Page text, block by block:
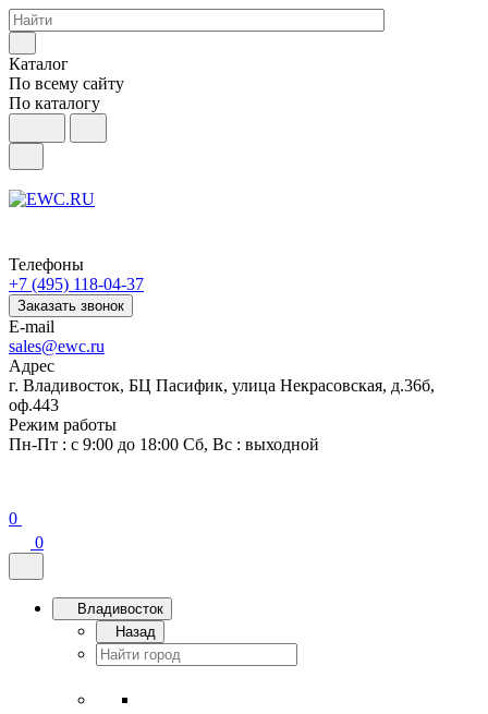
Каталог
По всему сайту
По каталогу
Телефоны
+7 (495) 118-04-37
Заказать звонок
E-mail
sales@ewc.ru
Адрес
г. Владивосток, БЦ Пасифик, улица Некрасовская, д.36б,
оф.443
Режим работы
Пн-Пт : с 9:00 до 18:00 Сб, Вс : выходной
0
0
Владивосток
Назад